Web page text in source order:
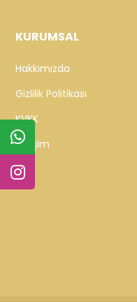
KURUMSAL
Hakkımızda
Gizlilik Politikası
KVKK
İletişim